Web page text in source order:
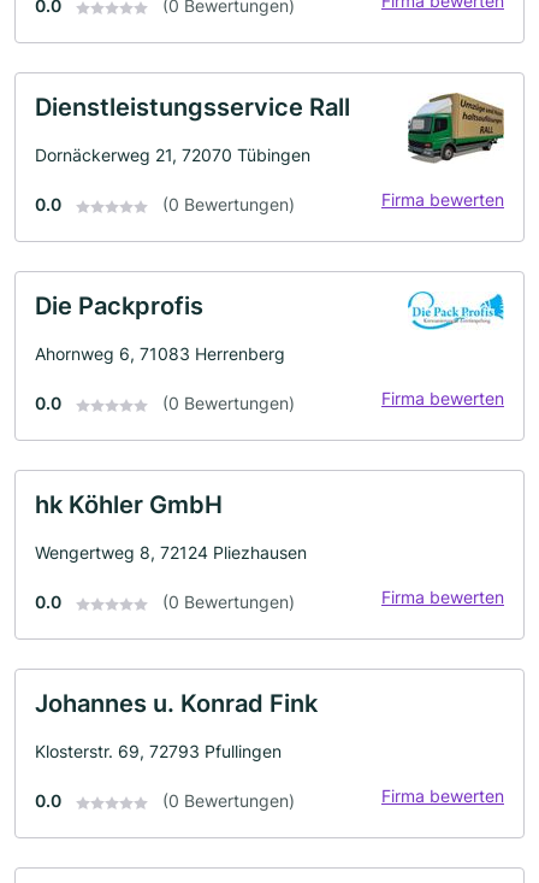
0.0 (0 Bewertungen)
Dienstleistungsservice Rall
Dornäckerweg 21, 72070 Tübingen
0.0 (0 Bewertungen) Firma bewerten
Die Packprofis
Ahornweg 6, 71083 Herrenberg
0.0 (0 Bewertungen) Firma bewerten
hk Köhler GmbH
Wengertweg 8, 72124 Pliezhausen
0.0 (0 Bewertungen) Firma bewerten
Johannes u. Konrad Fink
Klosterstr. 69, 72793 Pfullingen
0.0 (0 Bewertungen) Firma bewerten